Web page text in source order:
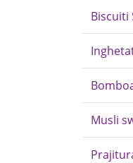
Biscuiti
Musli